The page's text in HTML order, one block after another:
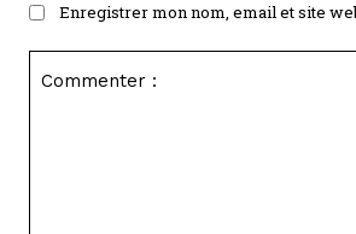
Enregistrer mon nom, email et site